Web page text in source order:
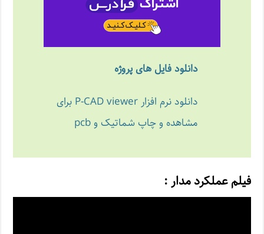
دانلود فایل های پروژه
دانلود نرم افزار P-CAD viewer برای
مشاهده و چاپ شماتیک و pcb
فیلم عملکرد مدار :